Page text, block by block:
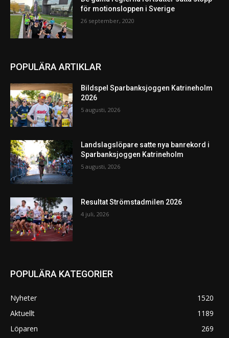
för motionsloppen i Sverige
26 september, 2020
POPULÄRA ARTIKLAR
Bildspel Sparbanksjoggen Katrineholm
2026
5 augusti, 2026
Landslagslöpare satte nya banrekord i
Sparbanksjoggen Katrineholm
5 augusti, 2026
Resultat Strömstadmilen 2026
4 juli, 2026
POPULÄRA KATEGORIER
Nyheter
1520
Aktuellt
1189
Löparen
269